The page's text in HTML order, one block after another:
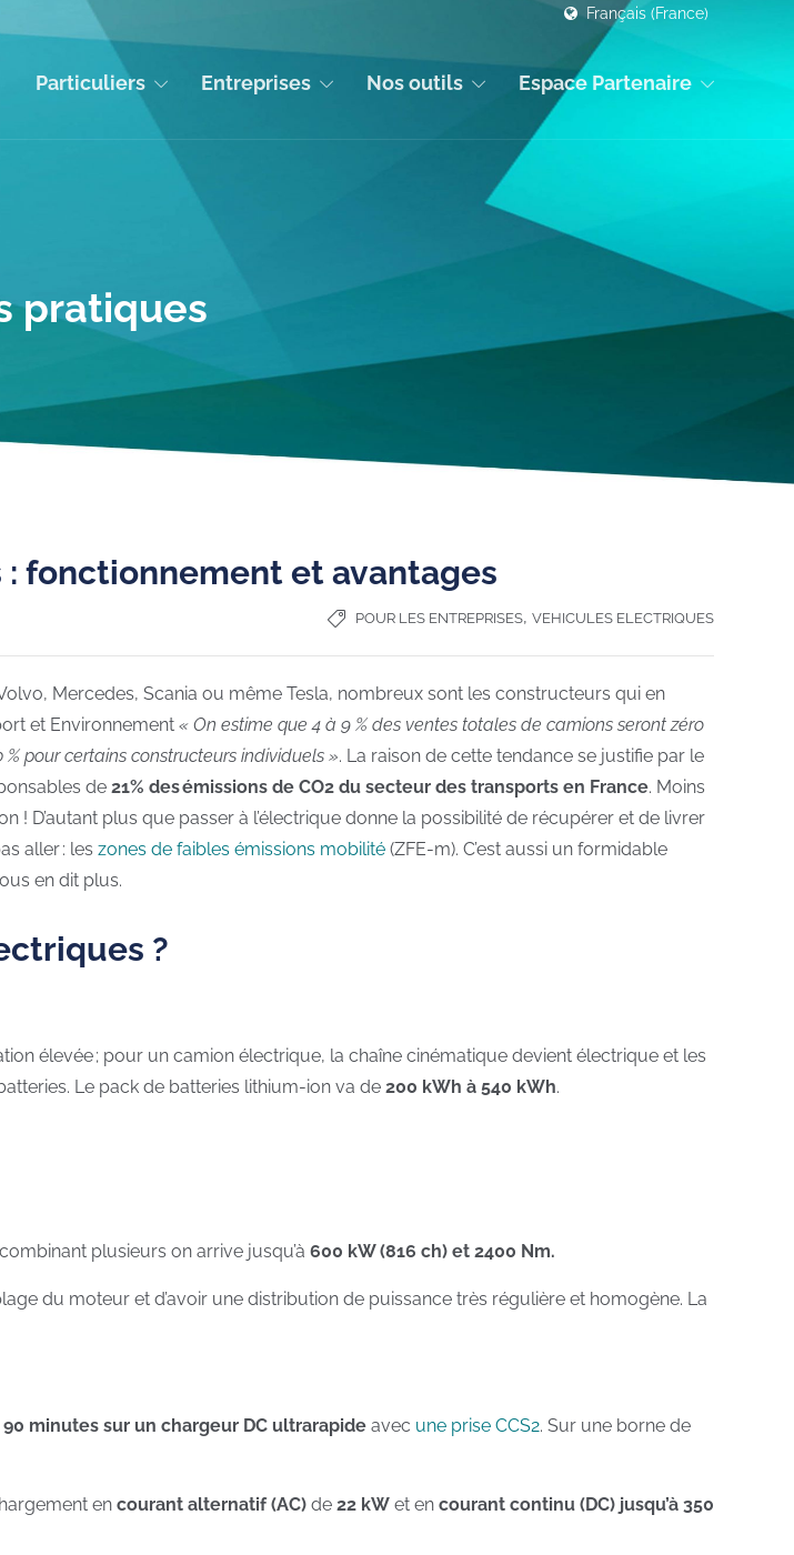
Français (France)
Particuliers Entreprises Nos outils Espace Partenaire
pratiques
fonctionnement et avantages
POUR LES ENTREPRISES, VEHICULES ELECTRIQUES
Mercedes, Scania ou même Tesla, nombreux sont les constructeurs qui en
et Environnement « On estime que 4 à 9 % des ventes totales de camions seront zéro
pour certains constructeurs individuels ». La raison de cette tendance se justifie par le
de 21% des émissions de CO2 du secteur des transports en France. Moins
! D’autant plus que passer à l’électrique donne la possibilité de récupérer et de livrer
aller : les zones de faibles émissions mobilité (ZFE-m). C’est aussi un formidable
en dit plus.
?
élevée ; pour un camion électrique, la chaîne cinématique devient électrique et les
Le pack de batteries lithium-ion va de 200 kWh à 540 kWh.
plusieurs on arrive jusqu’à 600 kW (816 ch) et 2400 Nm.
du moteur et d’avoir une distribution de puissance très régulière et homogène. La
90 minutes sur un chargeur DC ultrarapide avec une prise CCS2. Sur une borne de
en courant alternatif (AC) de 22 kW et en courant continu (DC) jusqu’à 350